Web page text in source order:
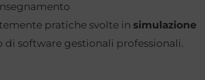
pratiche svolte in simulazione
di software gestionali professionali.